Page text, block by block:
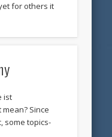
for others it
ist
Since
some topics-